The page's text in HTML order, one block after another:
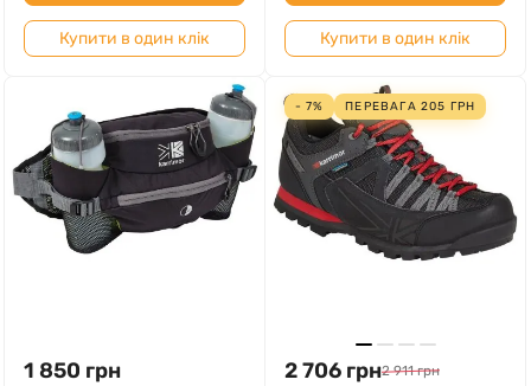
Купити в один клік Купити в один клік
1 850 грн
- 7% ПЕРЕВАГА205 ГРН
2 706 грн2 911 грн